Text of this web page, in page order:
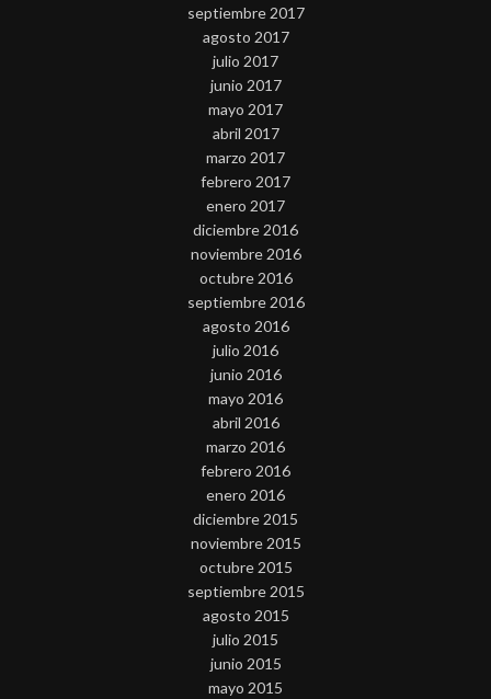
septiembre 2017
agosto 2017
julio 2017
junio 2017
mayo 2017
abril 2017
marzo 2017
febrero 2017
enero 2017
diciembre 2016
noviembre 2016
octubre 2016
septiembre 2016
agosto 2016
julio 2016
junio 2016
mayo 2016
abril 2016
marzo 2016
febrero 2016
enero 2016
diciembre 2015
noviembre 2015
octubre 2015
septiembre 2015
agosto 2015
julio 2015
junio 2015
mayo 2015